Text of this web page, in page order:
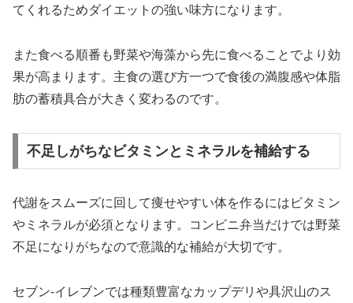
てくれるためダイエットの強い味方になります。
また食べる順番も野菜や海藻から先に食べることでより効
果が高まります。主食の選び方一つで食後の満腹感や体脂
肪の蓄積具合が大きく変わるのです。
不足しがちなビタミンとミネラルを補給する
代謝をスムーズに回して痩せやすい体を作るにはビタミン
やミネラルが必須となります。コンビニ弁当だけでは野菜
不足になりがちなので意識的な補給が大切です。
セブン-イレブンでは種類豊富なカップデリや具沢山のス